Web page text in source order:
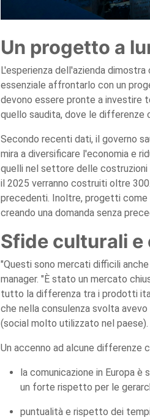
Un progetto a
L'esperienza dell'azienda
essenziale affrontarlo con un
devono essere pronte a investire
quello saudita, dove le differenze
Secondo recenti dati, il governo
mira a diversificare l'economia e
quelli nel settore delle costruzioni
il 2025 verranno costruiti oltre
precedenti. Inoltre, progetti come
creando una domanda senza
Sfide culturali e
"Questi sono mercati difficili
manager. "È stato un mercato
tutto la differenza tra i prodotti
che nella consulenza svolta
(social molto utilizzato nel paese).
Un accenno ad alcune differenze
la comunicazione in Europa
un forte rispetto per le
puntualità e rispetto dei